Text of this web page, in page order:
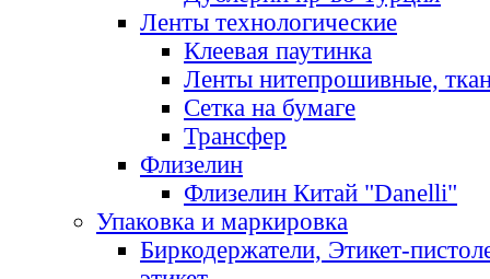
Ленты технологические
Клеевая паутинка
Ленты нитепрошивные,
Сетка на бумаге
Трансфер
Флизелин
Флизелин Китай "Danelli"
Упаковка и маркировка
Биркодержатели, Этикет-